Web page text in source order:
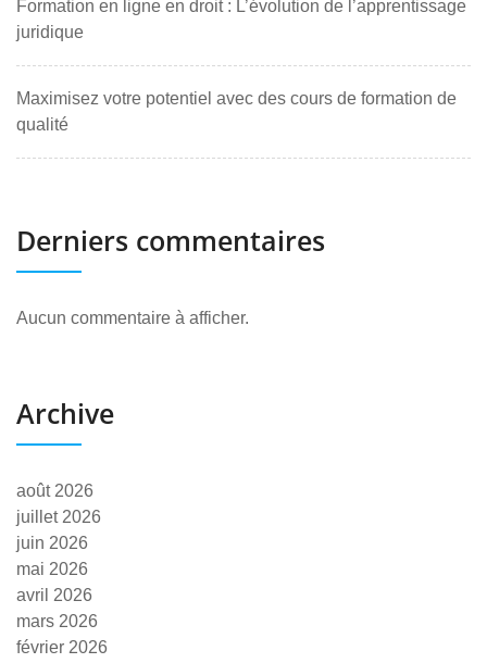
Formation en ligne en droit : L’évolution de l’apprentissage
juridique
Maximisez votre potentiel avec des cours de formation de
qualité
Derniers commentaires
Aucun commentaire à afficher.
Archive
août 2026
juillet 2026
juin 2026
mai 2026
avril 2026
mars 2026
février 2026